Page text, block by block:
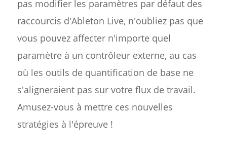
pas modifier les paramètres par défaut des
raccourcis d'Ableton Live, n'oubliez pas que
vous pouvez affecter n'importe quel
paramètre à un contrôleur externe, au cas
où les outils de quantification de base ne
s'aligneraient pas sur votre flux de travail.
Amusez-vous à mettre ces nouvelles
stratégies à l'épreuve !